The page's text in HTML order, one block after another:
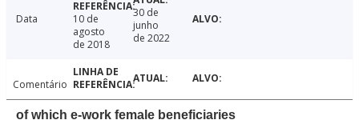
Data
10 de
agosto
de 2018
30 de
junho
de 2022
Comentário
of which e-work female beneficiaries